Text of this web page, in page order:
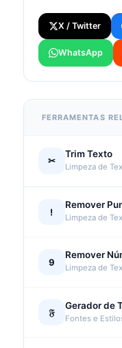
X / Twitter
WhatsApp
FERRAMENTAS
✂
Trim Texto
Limpeza de
!
Remover
Limpeza de
9
Remover
Limpeza de
𝔉
Gerador de
Fontes e